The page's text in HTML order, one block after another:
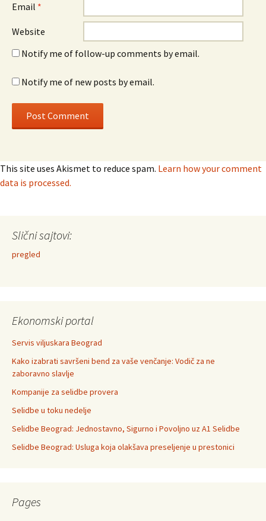
Email *
Website
Notify me of follow-up comments by email.
Notify me of new posts by email.
This site uses Akismet to reduce spam. Learn how your comment
data is processed.
Slični sajtovi:
pregled
Ekonomski portal
Servis viljuskara Beograd
Kako izabrati savršeni bend za vaše venčanje: Vodič za ne
zaboravno slavlje
Kompanije za selidbe provera
Selidbe u toku nedelje
Selidbe Beograd: Jednostavno, Sigurno i Povoljno uz A1 Selidbe
Selidbe Beograd: Usluga koja olakšava preseljenje u prestonici
Pages